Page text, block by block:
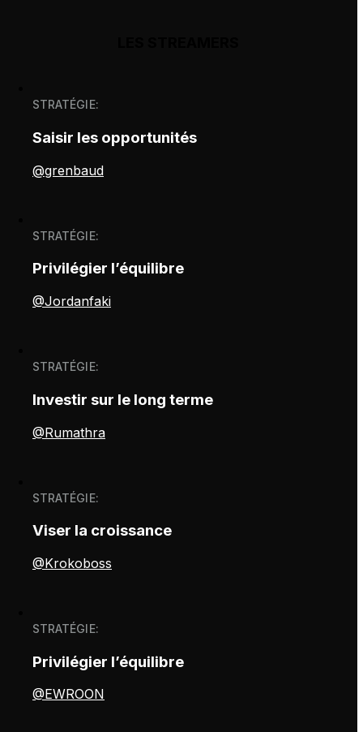
STRATÉGIE:
Saisir les opportunités
@grenbaud
STRATÉGIE:
Privilégier l’équilibre
@Jordanfaki
STRATÉGIE:
Investir sur le long terme
@Rumathra
STRATÉGIE:
Viser la croissance
@Krokoboss
STRATÉGIE:
Privilégier l’équilibre
@EWROON